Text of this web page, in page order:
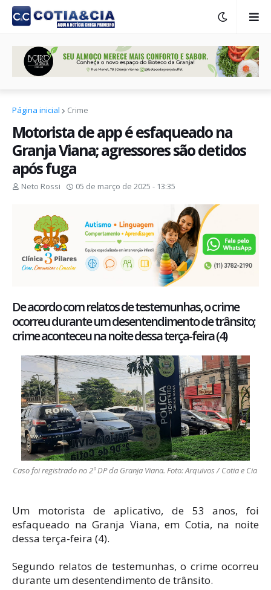
Página inicial Crime
Motorista de app é esfaqueado na
Granja Viana; agressores são detidos
após fuga
Neto Rossi 05 de março de 2025 - 13:35
De acordo com relatos de testemunhas, o crime
ocorreu durante um desentendimento de trânsito;
crime aconteceu na noite dessa terça-feira (4)
Caso foi registrado no 2º DP da Granja Viana. Foto: Arquivos / Cotia e Cia
Um motorista de aplicativo, de 53 anos, foi
esfaqueado na Granja Viana, em Cotia, na noite
dessa terça-feira (4).
Segundo relatos de testemunhas, o crime ocorreu
durante um desentendimento de trânsito.